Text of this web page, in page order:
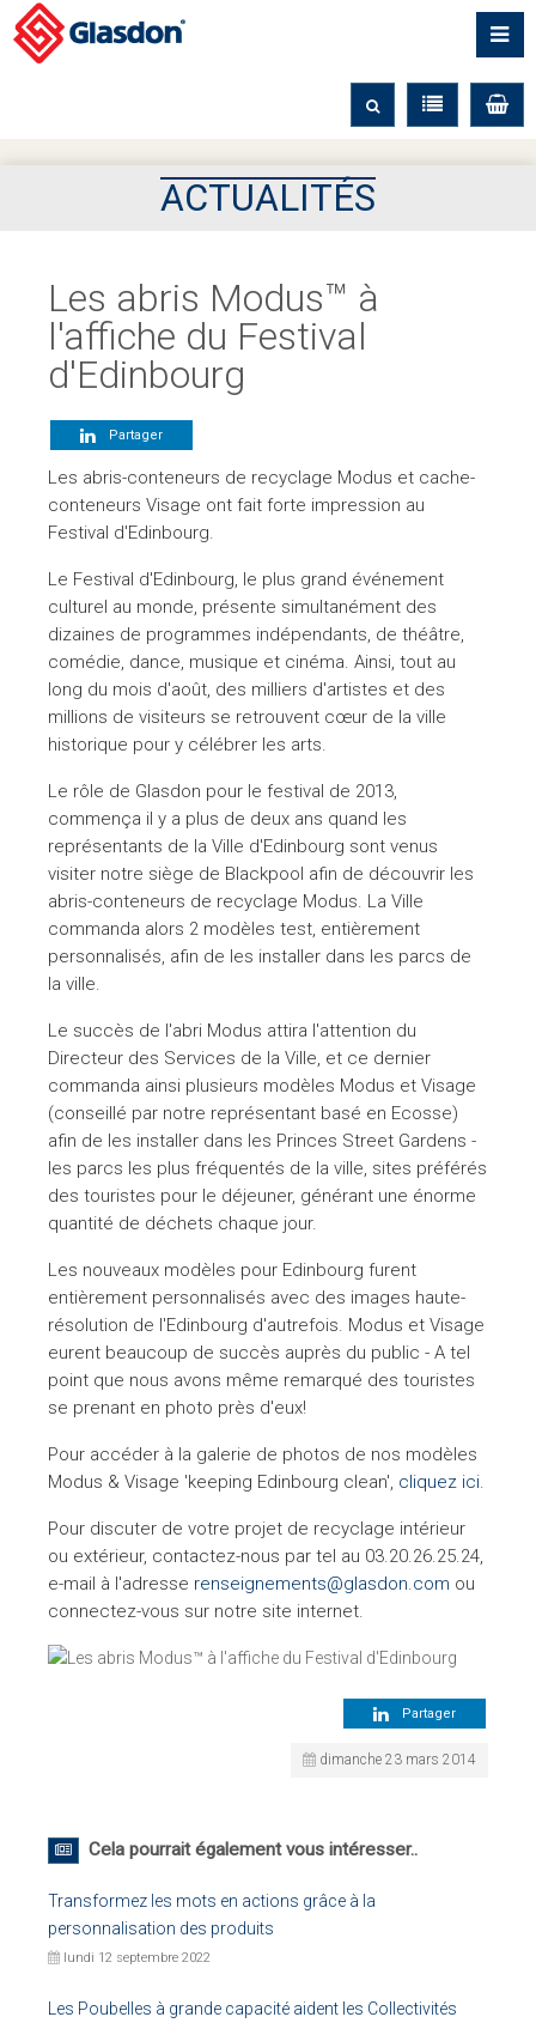
ACTUALITÉS
Les abris Modus™ à
l'affiche du Festival
d'Edinbourg
Partager
Les abris-conteneurs de recyclage Modus et cache-
conteneurs Visage ont fait forte impression au
Festival d'Edinbourg.
Le Festival d'Edinbourg, le plus grand événement
culturel au monde, présente simultanément des
dizaines de programmes indépendants, de théâtre,
comédie, dance, musique et cinéma. Ainsi, tout au
long du mois d'août, des milliers d'artistes et des
millions de visiteurs se retrouvent cœur de la ville
historique pour y célébrer les arts.
Le rôle de Glasdon pour le festival de 2013,
commença il y a plus de deux ans quand les
représentants de la Ville d'Edinbourg sont venus
visiter notre siège de Blackpool afin de découvrir les
abris-conteneurs de recyclage Modus. La Ville
commanda alors 2 modèles test, entièrement
personnalisés, afin de les installer dans les parcs de
la ville.
Le succès de l'abri Modus attira l'attention du
Directeur des Services de la Ville, et ce dernier
commanda ainsi plusieurs modèles Modus et Visage
(conseillé par notre représentant basé en Ecosse)
afin de les installer dans les Princes Street Gardens -
les parcs les plus fréquentés de la ville, sites préférés
des touristes pour le déjeuner, générant une énorme
quantité de déchets chaque jour.
Les nouveaux modèles pour Edinbourg furent
entièrement personnalisés avec des images haute-
résolution de l'Edinbourg d'autrefois. Modus et Visage
eurent beaucoup de succès auprès du public - A tel
point que nous avons même remarqué des touristes
se prenant en photo près d'eux!
Pour accéder à la galerie de photos de nos modèles
Modus & Visage 'keeping Edinbourg clean', cliquez ici.
Pour discuter de votre projet de recyclage intérieur
ou extérieur, contactez-nous par tel au 03.20.26.25.24,
e-mail à l'adresse renseignements@glasdon.com ou
connectez-vous sur notre site internet.
Partager
dimanche 23 mars 2014
Cela pourrait également vous intéresser..
Transformez les mots en actions grâce à la
personnalisation des produits
lundi 12 septembre 2022
Les Poubelles à grande capacité aident les Collectivités